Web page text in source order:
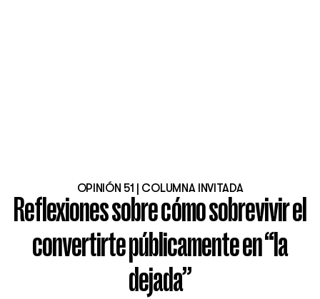
OPINIÓN 51 | COLUMNA INVITADA
Reflexiones sobre cómo sobrevivir el
convertirte públicamente en “la
dejada”